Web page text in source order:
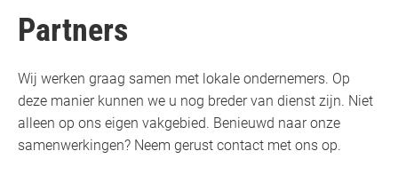
Partners
Wij werken graag samen met lokale ondernemers. Op
deze manier kunnen we u nog breder van dienst zijn. Niet
alleen op ons eigen vakgebied. Benieuwd naar onze
samenwerkingen? Neem gerust contact met ons op.